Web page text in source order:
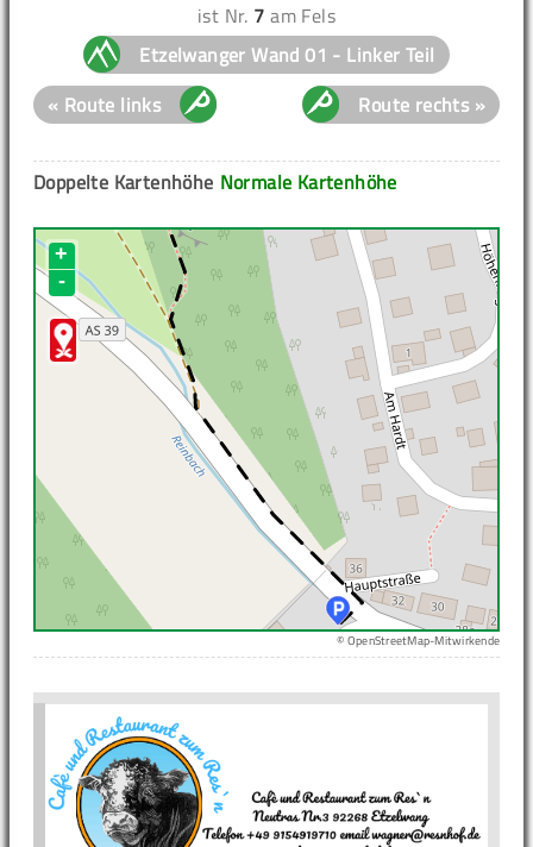
ist Nr. 7 am Fels
Etzelwanger Wand 01 - Linker Teil
« Route links
Route rechts »
Normale Kartenhöhe
Doppelte Kartenhöhe
+
-
© OpenStreetMap-Mitwirkende